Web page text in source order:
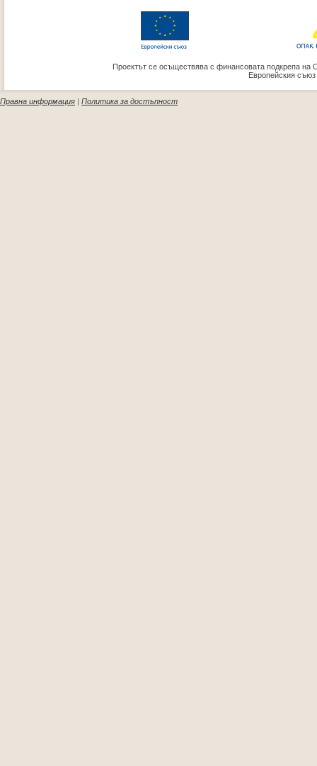
Проектът се осъществява с финансовата подкрепа на
Европейския
Правна информация | Политика за достъпност